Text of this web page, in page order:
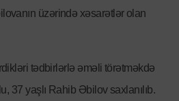
üzərində xəsarətlər olan
tədbirlərlə əməli törətməkdə
37 yaşlı Rahib Əbilov saxlanılıb.